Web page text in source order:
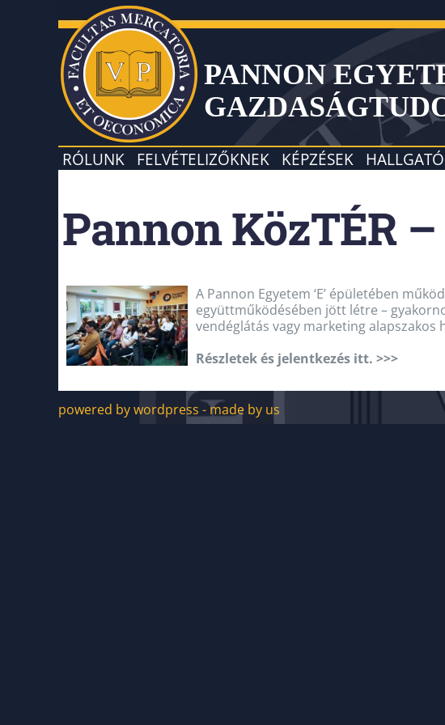
PANNON
RÓLUNK FELVÉTELIZŐKNEK KÉPZÉSEK
Pannon KözTÉR
A Pannon Egyetem ‘E’ épületében
együttműködésében jött létre –
vendéglátás vagy marketing alapszakos
Részletek és jelentkezés itt. >>>
powered by wordpress - made by us